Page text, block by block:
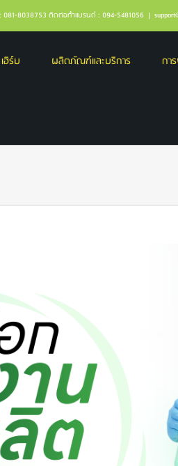
8038753 ติดต่อทำแบรนด์ : 094-5481056 |
ฮิร์บ ผลิตภัณฑ์และบริการ กา